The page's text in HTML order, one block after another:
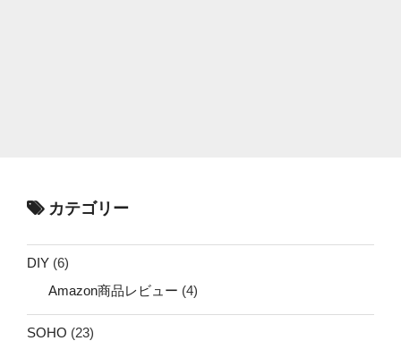
カテゴリー
DIY (6)
Amazon商品レビュー (4)
SOHO (23)